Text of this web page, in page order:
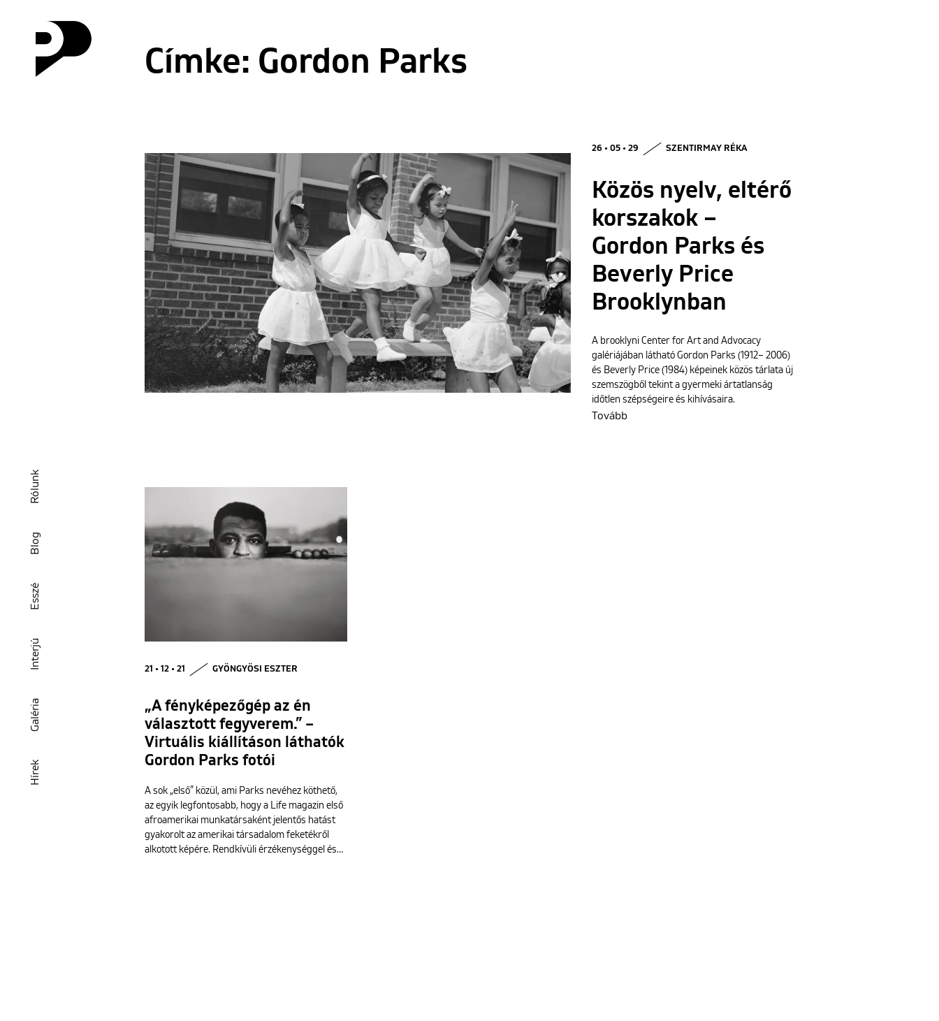
Hírek
Galéria
Interjú
Esszé
Blog
Rólunk
Címke: Gordon Parks
26 • 05 • 29 SZENTIRMAY RÉKA
Közös nyelv, eltérő
korszakok –
Gordon Parks és
Beverly Price
Brooklynban
A brooklyni Center for Art and Advocacy
galériájában látható Gordon Parks (1912– 2006)
és Beverly Price (1984) képeinek közös tárlata új
szemszögből tekint a gyermeki ártatlanság
időtlen szépségeire és kihívásaira.
Tovább
21 • 12 • 21 GYÖNGYÖSI ESZTER
„A fényképezőgép az én
választott fegyverem.” –
Virtuális kiállításon láthatók
Gordon Parks fotói
A sok „első” közül, ami Parks nevéhez köthető,
az egyik legfontosabb, hogy a Life magazin első
afroamerikai munkatársaként jelentős hatást
gyakorolt az amerikai társadalom feketékről
alkotott képére. Rendkívüli érzékenységgel és…